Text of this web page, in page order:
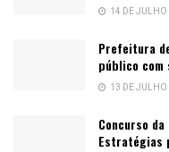
14 DE
Prefeitura
público
13 DE
Concurso
Estratégias